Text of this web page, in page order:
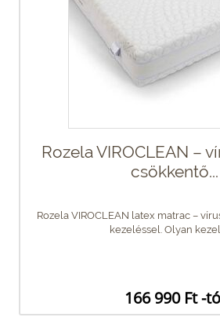
Rozela VIROCLEAN –
csökkentő...
Rozela VIROCLEAN latex matrac –
kezeléssel. Olyan
166 990 Ft -